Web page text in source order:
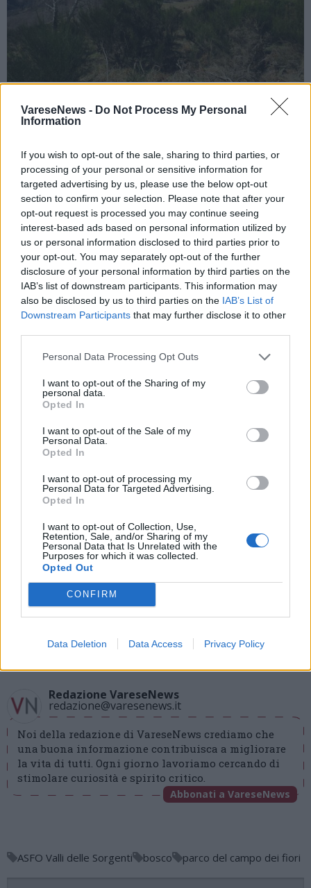
VareseNews - Do Not Process My Personal
Information
If you wish to opt-out of the sale, sharing to third parties, or
processing of your personal or sensitive information for
targeted advertising by us, please use the below opt-out
section to confirm your selection. Please note that after your
opt-out request is processed you may continue seeing
interest-based ads based on personal information utilized by
us or personal information disclosed to third parties prior to
your opt-out. You may separately opt-out of the further
disclosure of your personal information by third parties on the
IAB’s list of downstream participants. This information may
also be disclosed by us to third parties on the IAB’s List of
Downstream Participants that may further disclose it to other
Personal Data Processing Opt Outs
I want to opt-out of the Sharing of my
personal data.
Opted In
I want to opt-out of the Sale of my
Personal Data.
Opted In
I want to opt-out of processing my
Personal Data for Targeted Advertising.
Opted In
I want to opt-out of Collection, Use,
Retention, Sale, and/or Sharing of my
Personal Data that Is Unrelated with the
Purposes for which it was collected.
Opted Out
CONFIRM
Data Deletion Data Access Privacy Policy
https://il-bosco-cambia-passo.eventbrite.it
MAGGIORI INFORMAZIONI
https://il-bosco-cambia-passo.eventbrite.it
Redazione VareseNews
redazione@varesenews.it
Noi della redazione di VareseNews crediamo che
una buona informazione contribuisca a migliorare
la vita di tutti. Ogni giorno lavoriamo cercando di
stimolare curiosità e spirito critico.
Abbonati a VareseNews
ASFO Valli delle Sorgenti bosco parco del campo dei fiori